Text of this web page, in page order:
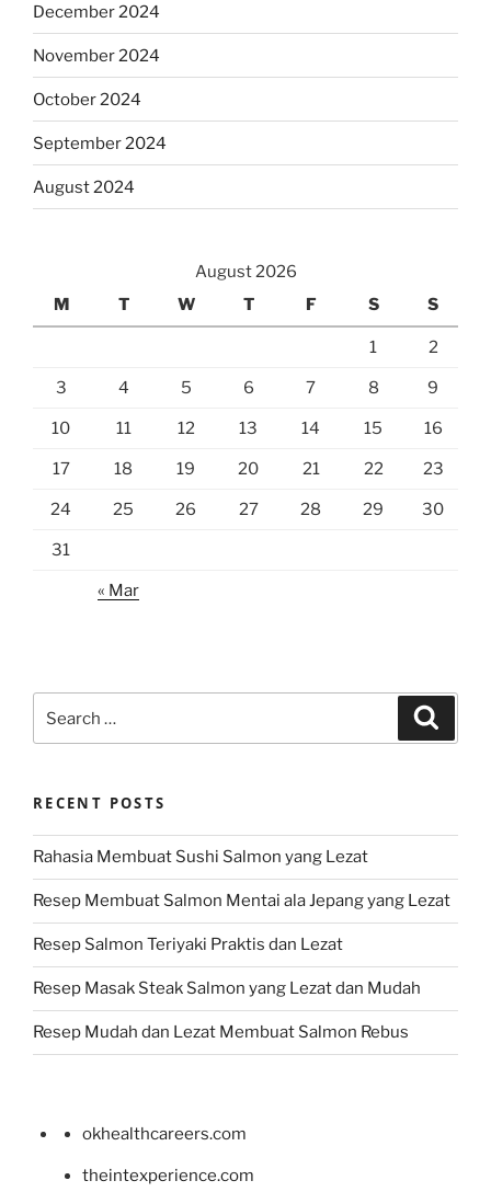
December 2024
November 2024
October 2024
September 2024
August 2024
August 2026
M
T W T F S S
1 2
3 4 5 6 7 8 9
10 11 12 13 14 15 16
17 18 19 20 21 22 23
24 25 26 27 28 29 30
31
« Mar
for:
RECENT POSTS
Rahasia Membuat Sushi Salmon yang Lezat
Resep Membuat Salmon Mentai ala Jepang yang Lezat
Resep Salmon Teriyaki Praktis dan Lezat
Resep Masak Steak Salmon yang Lezat dan Mudah
Resep Mudah dan Lezat Membuat Salmon Rebus
okhealthcareers.com
theintexperience.com